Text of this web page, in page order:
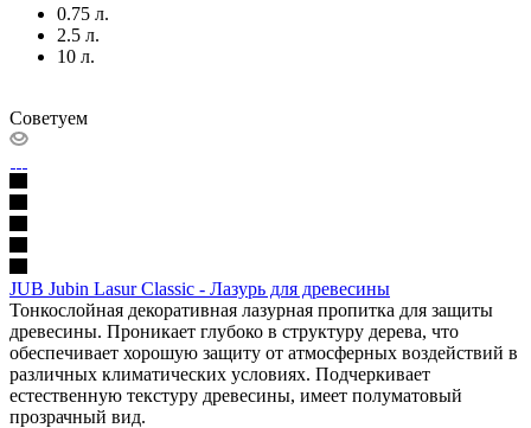
0.75 л.
2.5 л.
10 л.
Советуем
JUB Jubin Lasur Classic - Лазурь для древесины
Тонкослойная декоративная лазурная пропитка для защиты
древесины. Проникает глубоко в структуру дерева, что
обеспечивает хорошую защиту от атмосферных воздействий в
различных климатических условиях. Подчеркивает
естественную текстуру древесины, имеет полуматовый
прозрачный вид.